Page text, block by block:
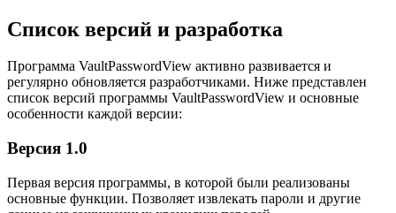
Список версий и разработка
Программа VaultPasswordView активно развивается и
регулярно обновляется разработчиками. Ниже представлен
список версий программы VaultPasswordView и основные
особенности каждой версии:
Версия 1.0
Первая версия программы, в которой были реализованы
основные функции. Позволяет извлекать пароли и другие